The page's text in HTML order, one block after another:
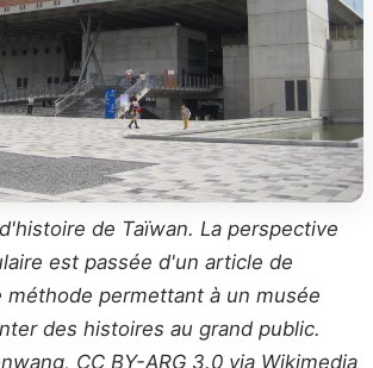
de Taïwan. La perspective
est passée d'un article de
méthode permettant à un musée
des histoires au grand public.
CC BY-ARG 3.0 via Wikimedia